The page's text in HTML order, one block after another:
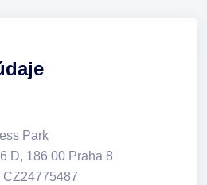
Park
D, 186 00 Praha 8
CZ24775487